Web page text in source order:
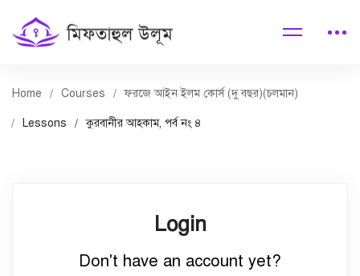
Home Courses ফরজে আইন ইলম কোর্স (দু বছর)(চলমান)
Lessons কুরবানীর আহকাম, পর্ব নং ৪
Login
Don't have an account yet?